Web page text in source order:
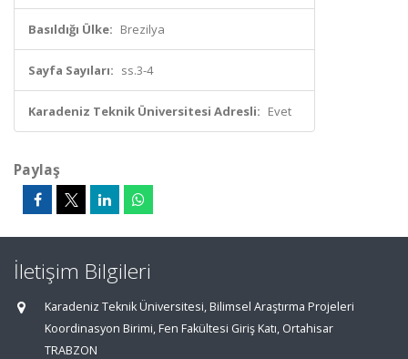
Basıldığı Ülke: Brezilya
Sayfa Sayıları: ss.3-4
Karadeniz Teknik Üniversitesi Adresli: Evet
Paylaş
İletişim Bilgileri
Karadeniz Teknik Üniversitesi, Bilimsel Araştırma Projeleri
Koordinasyon Birimi, Fen Fakültesi Giriş Katı, Ortahisar
TRABZON